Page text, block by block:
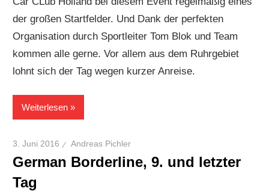
der großen Startfelder. Und Dank der perfekten
Organisation durch Sportleiter Tom Blok und Team
kommen alle gerne. Vor allem aus dem Ruhrgebiet
lohnt sich der Tag wegen kurzer Anreise.
Weiterlesen
3. Juni 2016 Andreas Pichler
German Borderline, 9. und letzter
Tag